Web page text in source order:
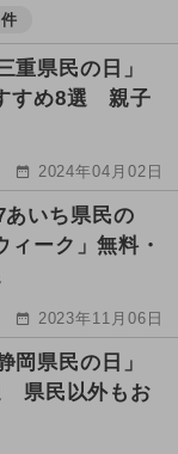
重県民の日」
すめ8選 親子
2024年04月02日
あいち県民の
ィーク」無料・
2023年11月06日
岡県民の日」
県民以外もお